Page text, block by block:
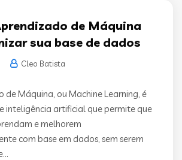
de Máquina
sua base de dados
Cleo Batista
de Máquina, ou Machine Learning, é
inteligência artificial que permite que
e melhorem
com base em dados, sem serem